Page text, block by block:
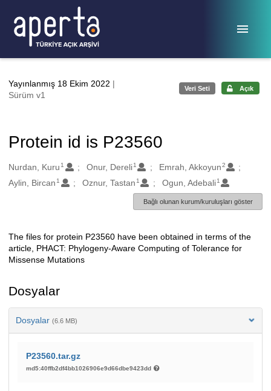
Yayınlanmış 18 Ekim 2022 |
Sürüm v1
Veri Seti Açık
Protein id is P23560
Oluşturanlar
Nurdan, Kuru 1 Onur, Dereli 1 Emrah, Akkoyun2
Aylin, Bircan 1 Oznur, Tastan 1 Ogun, Adebali 1
Bağlı olunan kurum/kuruluşları göster
Açıklama
The files for protein P23560 have been obtained in terms of the
article, PHACT: Phylogeny-Aware Computing of Tolerance for
Missense Mutations
Dosyalar
Dosyalar (6.6 MB)
P23560.tar.gz
md5:40ffb2df4bb1026906e9d66dbe9423dd